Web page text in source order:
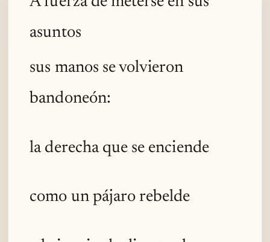
asuntos
sus manos se volvieron
bandoneón:
la derecha que se enciende
como un pájaro rebelde